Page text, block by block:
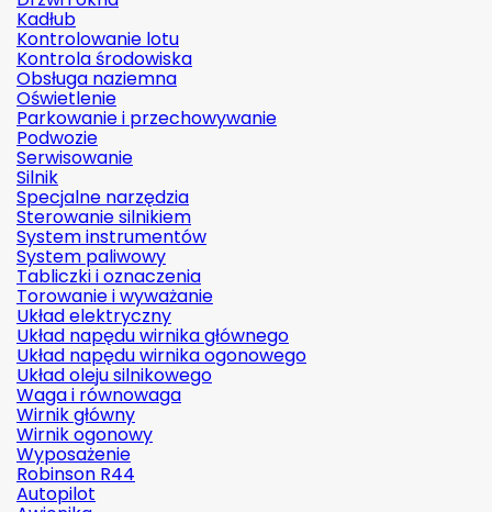
Kadłub
Kontrolowanie lotu
Kontrola środowiska
Obsługa naziemna
Oświetlenie
Parkowanie i przechowywanie
Podwozie
Serwisowanie
Silnik
Specjalne narzędzia
Sterowanie silnikiem
System instrumentów
System paliwowy
Tabliczki i oznaczenia
Torowanie i wyważanie
Układ elektryczny
Układ napędu wirnika głównego
Układ napędu wirnika ogonowego
Układ oleju silnikowego
Waga i równowaga
Wirnik główny
Wirnik ogonowy
Wyposażenie
Robinson R44
Autopilot